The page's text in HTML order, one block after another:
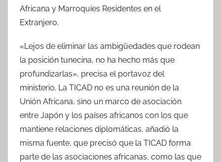
Africana y Marroquíes Residentes en el
Extranjero.
«Lejos de eliminar las ambigüedades que rodean
la posición tunecina, no ha hecho más que
profundizarlas», precisa el portavoz del
ministerio. La TICAD no es una reunión de la
Unión Africana, sino un marco de asociación
entre Japón y los países africanos con los que
mantiene relaciones diplomáticas, añadió la
misma fuente, que precisó que la TICAD forma
parte de las asociaciones africanas, como las que